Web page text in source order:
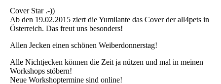
Cover Star .-))
Ab den 19.02.2015 ziert die Yumilante das Cover der all4pets in
Österreich. Das freut uns besonders!
Allen Jecken einen schönen Weiberdonnerstag!
Alle Nichtjecken können die Zeit ja nützen und mal in meinen
Workshops stöbern!
Neue Workshoptermine sind online!